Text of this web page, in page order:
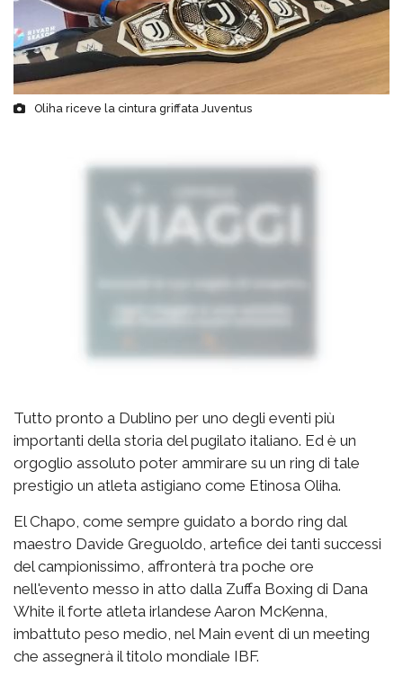
Oliha riceve la cintura griffata Juventus
Tutto pronto a Dublino per uno degli eventi più
importanti della storia del pugilato italiano. Ed è un
orgoglio assoluto poter ammirare su un ring di tale
prestigio un atleta astigiano come Etinosa Oliha.
El Chapo, come sempre guidato a bordo ring dal
maestro Davide Greguoldo, artefice dei tanti successi
del campionissimo, affronterà tra poche ore
nell'evento messo in atto dalla Zuffa Boxing di Dana
White il forte atleta irlandese Aaron McKenna,
imbattuto peso medio, nel Main event di un meeting
che assegnerà il titolo mondiale IBF.